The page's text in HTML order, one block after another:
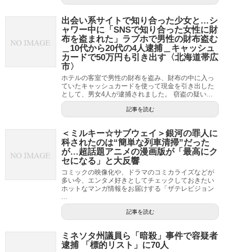
出会い系サイトで知り合った少女と…シ
ャワー中に「SNSで知り合った女性に財
布を盗まれた」ラブホで男性の財布盗む
＿10代から20代の4人逮捕＿キャッシュ
カードで50万円も引き出す〈北海道帯広
市〉
ホテルの客室で男性の財布を盗み、財布の中に入っ
ていたキャッシュカードを使って現金を引き出した
として、男女4人が逮捕されました。 窃盗の疑い...
記事を読む
＜ミルキー☆サブウェイ＞銀河の罪人に
科されたのは“簡単な列車清掃”だった
が…超話題アニメの漫画版が「最高にク
セになる」と大反響
コミックの映像化や、ドラマのコミカライズなどが
多い今、エンタメ好きとしてチェックしておきたい
ホットなマンガ情報をお届けする「ザテレビジョン
...
記事を読む
ミネソタ州議員ら「暗殺」事件で容疑者
逮捕 「標的リスト」に70人